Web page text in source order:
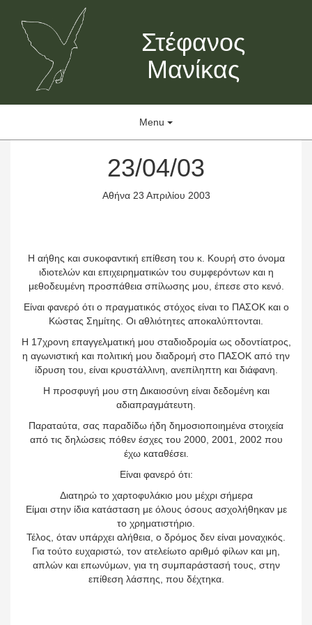
Στέφανος
Μανίκας
Menu
23/04/03
Αθήνα 23 Απριλίου 2003
Η αήθης και συκοφαντική επίθεση του κ. Κουρή στο όνομα
ιδιοτελών και επιχειρηματικών του συμφερόντων και η
μεθοδευμένη προσπάθεια σπίλωσης μου, έπεσε στο κενό.
Είναι φανερό ότι ο πραγματικός στόχος είναι το ΠΑΣΟΚ και ο
Κώστας Σημίτης. Οι αθλιότητες αποκαλύπτονται.
Η 17χρονη επαγγελματική μου σταδιοδρομία ως οδοντίατρος,
η αγωνιστική και πολιτική μου διαδρομή στο ΠΑΣΟΚ από την
ίδρυση του, είναι κρυστάλλινη, ανεπίληπτη και διάφανη.
Η προσφυγή μου στη Δικαιοσύνη είναι δεδομένη και
αδιαπραγμάτευτη.
Παραταύτα, σας παραδίδω ήδη δημοσιοποιημένα στοιχεία
από τις δηλώσεις πόθεν έσχες του 2000, 2001, 2002 που
έχω καταθέσει.
Είναι φανερό ότι:
Διατηρώ το χαρτοφυλάκιο μου μέχρι σήμερα
Είμαι στην ίδια κατάσταση με όλους όσους ασχολήθηκαν με
το χρηματιστήριο.
Τέλος, όταν υπάρχει αλήθεια, ο δρόμος δεν είναι μοναχικός.
Για τούτο ευχαριστώ, τον ατελείωτο αριθμό φίλων και μη,
απλών και επωνύμων, για τη συμπαράστασή τους, στην
επίθεση λάσπης, που δέχτηκα.